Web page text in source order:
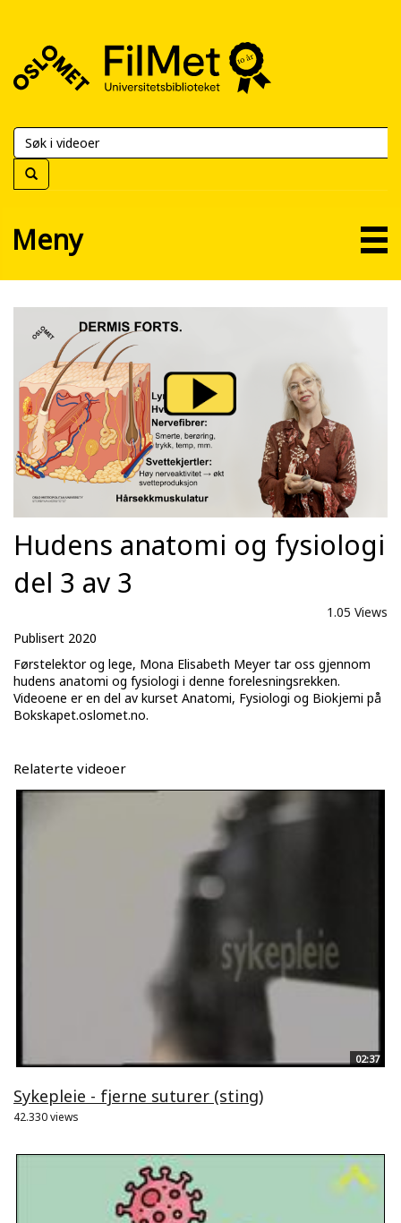
FilMet
Universitetsbiblioteket
Meny
Hudens anatomi og fysiologi
del 3 av 3
1.05 Views
Publisert 2020
Førstelektor og lege, Mona Elisabeth Meyer tar oss gjennom
hudens anatomi og fysiologi i denne forelesningsrekken.
Videoene er en del av kurset Anatomi, Fysiologi og Biokjemi på
Bokskapet.oslomet.no.
Relaterte videoer
02:37
Sykepleie - fjerne suturer (sting)
42.330 views